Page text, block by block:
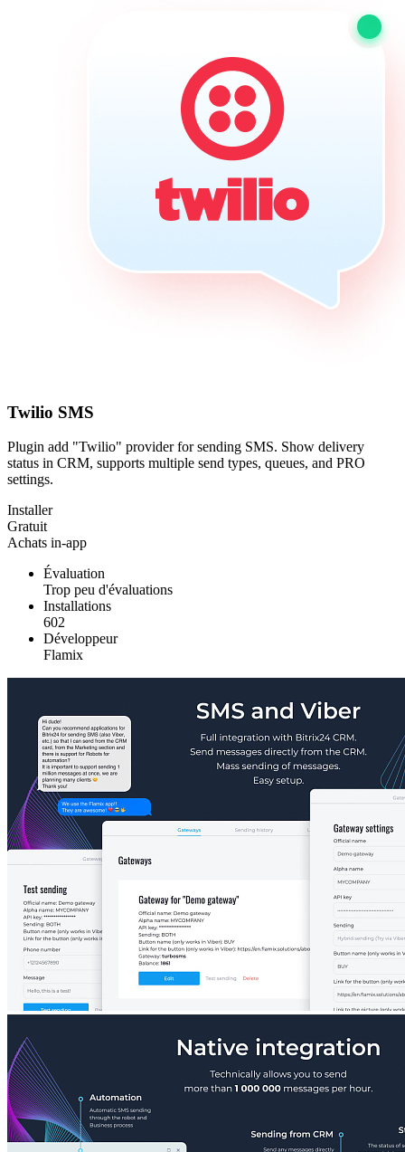
Twilio SMS
Plugin add "Twilio" provider for sending SMS. Show delivery
status in CRM, supports multiple send types, queues, and PRO
settings.
Installer
Gratuit
Achats in-app
Évaluation
Trop peu d'évaluations
Installations
602
Développeur
Flamix